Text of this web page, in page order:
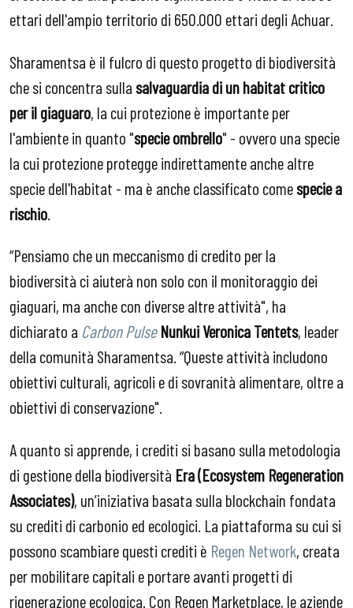
ettari dell'ampio territorio di 650.000 ettari degli Achuar.
Sharamentsa è il fulcro di questo progetto di biodiversità
che si concentra sulla salvaguardia di un habitat critico
per il giaguaro, la cui protezione è importante per
l'ambiente in quanto "specie ombrello" - ovvero una specie
la cui protezione protegge indirettamente anche altre
specie dell'habitat - ma è anche classificato comespecie a
rischio
“Pensiamo che un meccanismo di credito per la
biodiversità ci aiuterà non solo con il monitoraggio dei
giaguari, ma anche con diverse altre attività", ha
dichiarato a Carbon Pulse Nunkui Veronica Tentets, leader
della comunità Sharamentsa. “Queste attività includono
obiettivi culturali, agricoli e di sovranità alimentare, oltre a
obiettivi di conservazione".
A quanto si apprende, i crediti si basano sulla metodologia
di gestione della biodiversità Era (Ecosystem Regeneration
Associates), un’iniziativa basata sulla blockchain fondata
su crediti di carbonio ed ecologici. La piattaforma su cui si
possono scambiare questi crediti è Regen Network, creata
per mobilitare capitali e portare avanti progetti di
rigenerazione ecologica. Con Regen Marketplace, le aziende